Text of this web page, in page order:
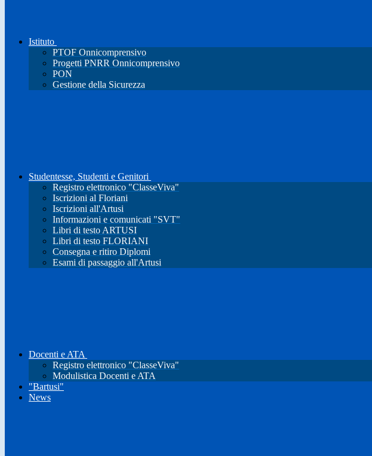
Istituto
PTOF Onnicomprensivo
Progetti PNRR Onnicomprensivo
PON
Gestione della Sicurezza
Studentesse, Studenti e Genitori
Registro elettronico "ClasseViva"
Iscrizioni al Floriani
Iscrizioni all'Artusi
Informazioni e comunicati "SVT"
Libri di testo ARTUSI
Libri di testo FLORIANI
Consegna e ritiro Diplomi
Esami di passaggio all'Artusi
Docenti e ATA
Registro elettronico "ClasseViva"
Modulistica Docenti e ATA
"Bartusi"
News